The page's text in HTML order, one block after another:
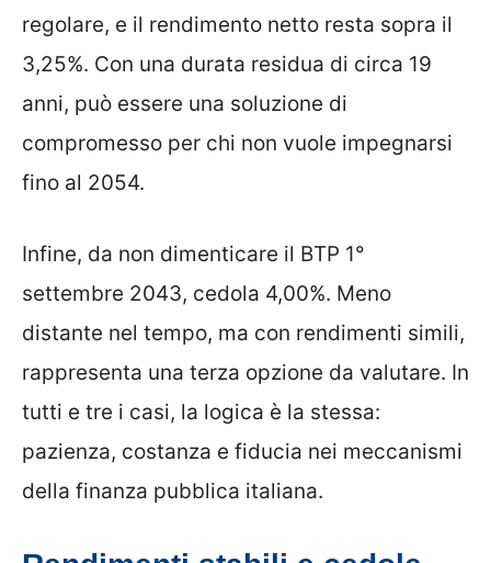
regolare, e il rendimento netto resta sopra il
3,25%. Con una durata residua di circa 19
anni, può essere una soluzione di
compromesso per chi non vuole impegnarsi
fino al 2054.
Infine, da non dimenticare il BTP 1°
settembre 2043, cedola 4,00%. Meno
distante nel tempo, ma con rendimenti simili,
rappresenta una terza opzione da valutare. In
tutti e tre i casi, la logica è la stessa:
pazienza, costanza e fiducia nei meccanismi
della finanza pubblica italiana.